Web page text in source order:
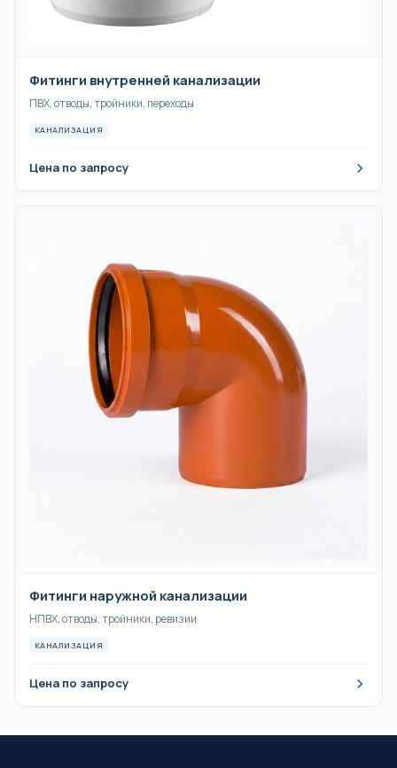
Фитинги внутренней канализации
ПВХ, отводы, тройники, переходы
КАНАЛИЗАЦИЯ
Цена по запросу
Фитинги наружной канализации
НПВХ, отводы, тройники, ревизии
КАНАЛИЗАЦИЯ
Цена по запросу